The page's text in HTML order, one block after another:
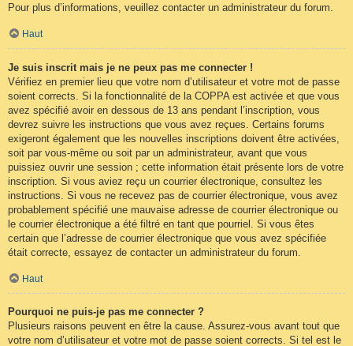
Pour plus d’informations, veuillez contacter un administrateur du forum.
Haut
Je suis inscrit mais je ne peux pas me connecter !
Vérifiez en premier lieu que votre nom d’utilisateur et votre mot de passe
soient corrects. Si la fonctionnalité de la COPPA est activée et que vous
avez spécifié avoir en dessous de 13 ans pendant l’inscription, vous
devrez suivre les instructions que vous avez reçues. Certains forums
exigeront également que les nouvelles inscriptions doivent être activées,
soit par vous-même ou soit par un administrateur, avant que vous
puissiez ouvrir une session ; cette information était présente lors de votre
inscription. Si vous aviez reçu un courrier électronique, consultez les
instructions. Si vous ne recevez pas de courrier électronique, vous avez
probablement spécifié une mauvaise adresse de courrier électronique ou
le courrier électronique a été filtré en tant que pourriel. Si vous êtes
certain que l’adresse de courrier électronique que vous avez spécifiée
était correcte, essayez de contacter un administrateur du forum.
Haut
Pourquoi ne puis-je pas me connecter ?
Plusieurs raisons peuvent en être la cause. Assurez-vous avant tout que
votre nom d’utilisateur et votre mot de passe soient corrects. Si tel est le